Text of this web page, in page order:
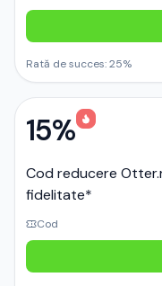
Rată de succes:25%
15%
Cod reducere
fidelitate*
Cod